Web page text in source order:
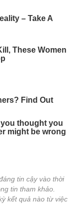
tin cậy vào thời
tin tham khảo.
kết quả nào từ việc